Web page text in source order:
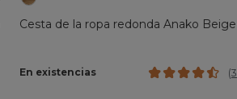
Cesta de la ropa redonda Anako Beige
En existencias (3